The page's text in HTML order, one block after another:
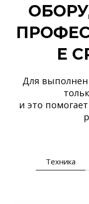
Е
Для
и это
Техника